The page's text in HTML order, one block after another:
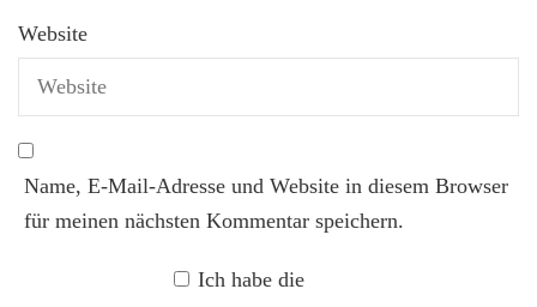
Website
Name, E-Mail-Adresse und Website in diesem Browser
für meinen nächsten Kommentar speichern.
Ich habe die